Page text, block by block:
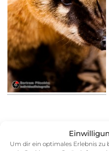
Um dir ein optimales Erlebnis zu
15. September 2014